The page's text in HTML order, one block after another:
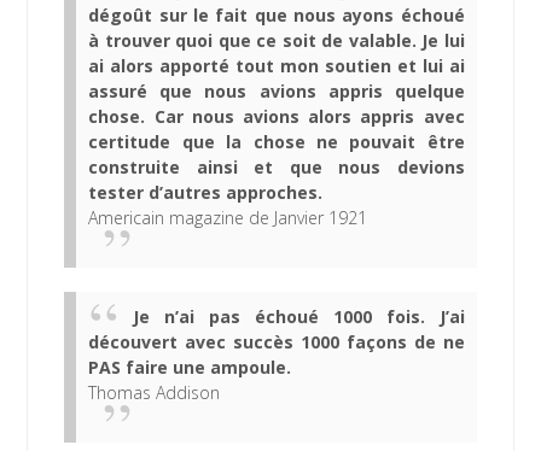
dégoût sur le fait que nous ayons échoué
à trouver quoi que ce soit de valable. Je lui
ai alors apporté tout mon soutien et lui ai
assuré que nous avions appris quelque
chose. Car nous avions alors appris avec
certitude que la chose ne pouvait être
construite ainsi et que nous devions
tester d’autres approches.
Americain magazine de Janvier 1921
Je n’ai pas échoué 1000 fois. J’ai
découvert avec succès 1000 façons de ne
PAS faire une ampoule.
Thomas Addison